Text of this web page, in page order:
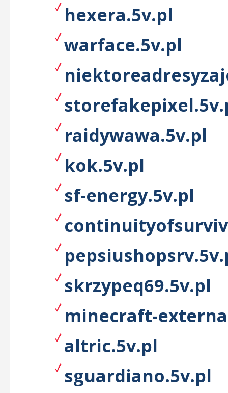
hexera.5v.pl
warface.5v.pl
raidywawa.5v.pl
kok.5v.pl
sf-energy.5v.pl
skrzypeq69.5v.pl
minecraft-
altric.5v.pl
sguardiano.5v.pl